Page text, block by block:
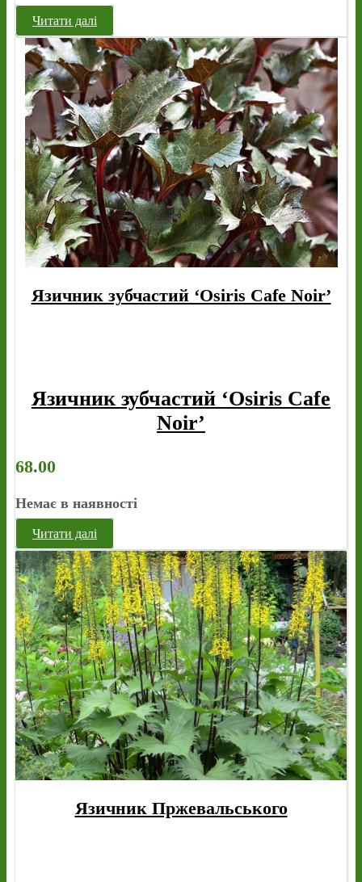
Читати далі
Язичник зубчастий ‘Osiris Cafe Noir’
Язичник зубчастий ‘Osiris Cafe
Noir’
68.00
Немає в наявності
Читати далі
Язичник Пржевальського